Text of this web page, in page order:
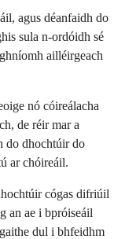
agus déanfaidh do
sula n-ordóidh sé
ailléirgeach
nó cóireálacha
de réir mar a
do dhochtúir do
ar chóireáil.
cógas difriúil
an ae i bpróiseáil
dul i bhfeidhm